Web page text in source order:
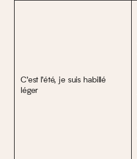
C’est l’été, je suis habillé
léger